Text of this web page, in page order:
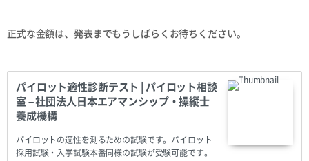
正式な金額は、発表までもうしばらくお待ちください。
パイロット適性診断テスト | パイロット相談
室 – 社団法人日本エアマンシップ・操縦士
養成機構
パイロットの適性を測るための試験です。パイロット
採用試験・入学試験本番同様の試験が受験可能です。